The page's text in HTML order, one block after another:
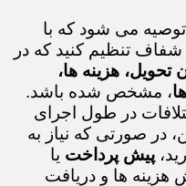
می شود که با
تنظیم کنید که در
تحویل، هزینه ها،
، مشخص شده باشد.
در طول اجرای
در صورتی که نیاز به
پیش پرداخت یا
هزینه ها و دریافت